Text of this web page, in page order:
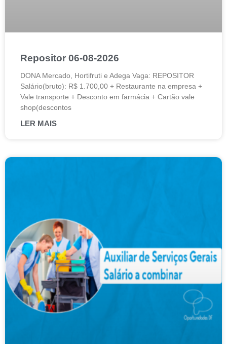
Repositor 06-08-2026
DONA Mercado, Hortifruti e Adega Vaga: REPOSITOR
Salário(bruto): R$ 1.700,00 + Restaurante na empresa +
Vale transporte + Desconto em farmácia + Cartão vale
shop(descontos
LER MAIS